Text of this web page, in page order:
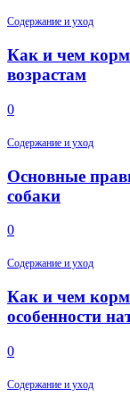
Содержание и уход
Как и чем
возрастам
0
Содержание и уход
Основные
собаки
0
Содержание и уход
Как и чем
особенности
0
Содержание и уход